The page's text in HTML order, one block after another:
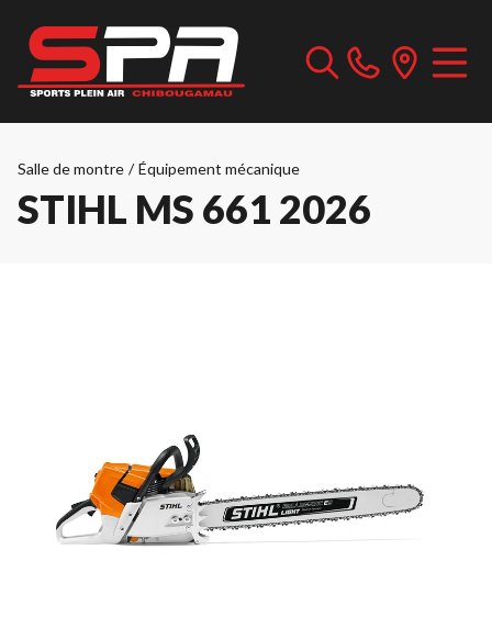
Salle de montre / Équipement mécanique
STIHL MS 661 2026